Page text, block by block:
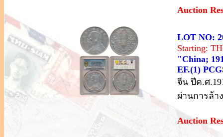
Auction
LOT NO:
Starting:
"China;
EF.(1)
จีน ปีค.ศ
ผ่านการล้า
Auction